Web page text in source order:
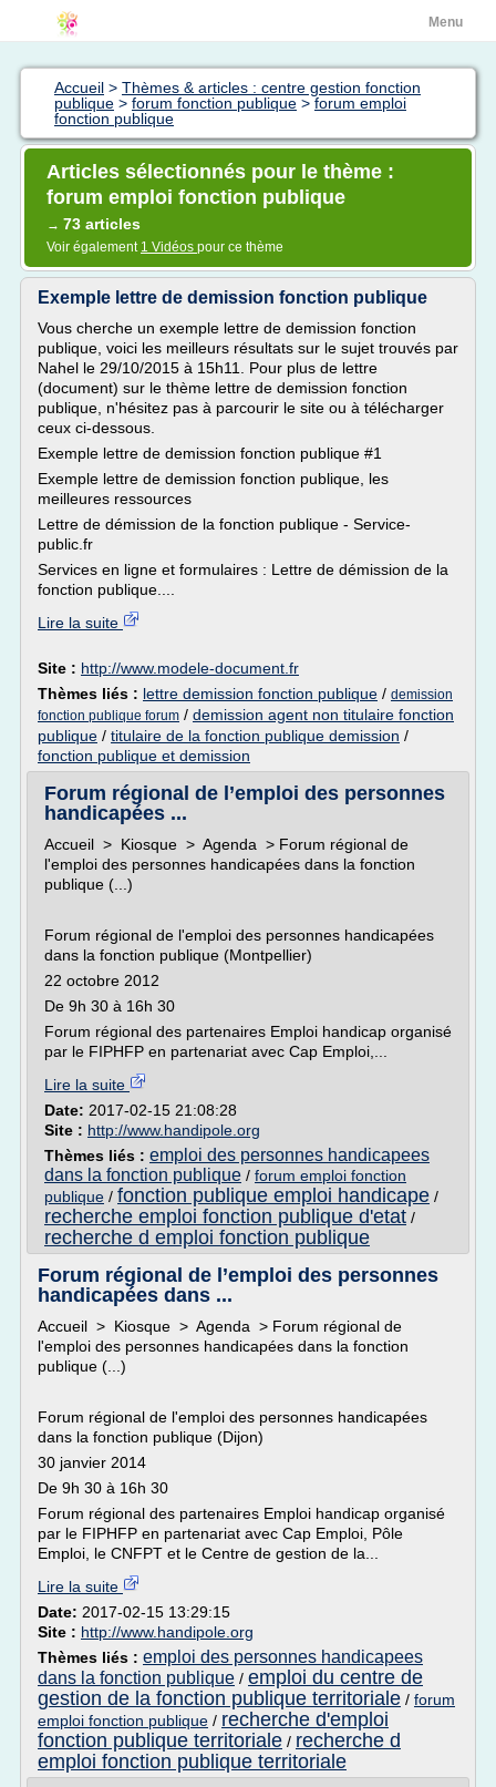
Menu
Accueil > Thèmes & articles : centre gestion fonction
publique > forum fonction publique > forum emploi
fonction publique
Articles sélectionnés pour le thème :
forum emploi fonction publique
→ 73 articles
Voir également 1 Vidéos pour ce thème
Exemple lettre de demission fonction publique
Vous cherche un exemple lettre de demission fonction
publique, voici les meilleurs résultats sur le sujet trouvés par
Nahel le 29/10/2015 à 15h11. Pour plus de lettre
(document) sur le thème lettre de demission fonction
publique, n'hésitez pas à parcourir le site ou à télécharger
ceux ci-dessous.
Exemple lettre de demission fonction publique #1
Exemple lettre de demission fonction publique, les
meilleures ressources
Lettre de démission de la fonction publique - Service-
public.fr
Services en ligne et formulaires : Lettre de démission de la
fonction publique....
Lire la suite
Site : http://www.modele-document.fr
Thèmes liés : lettre demission fonction publique / demission
fonction publique forum / demission agent non titulaire fonction
publique / titulaire de la fonction publique demission /
fonction publique et demission
Forum régional de l’emploi des personnes
handicapées ...
Accueil > Kiosque > Agenda > Forum régional de
l'emploi des personnes handicapées dans la fonction
publique (...)
Forum régional de l'emploi des personnes handicapées
dans la fonction publique (Montpellier)
22 octobre 2012
De 9h 30 à 16h 30
Forum régional des partenaires Emploi handicap organisé
par le FIPHFP en partenariat avec Cap Emploi,...
Lire la suite
Date: 2017-02-15 21:08:28
Site : http://www.handipole.org
Thèmes liés : emploi des personnes handicapees
dans la fonction publique / forum emploi fonction
publique / fonction publique emploi handicape /
recherche emploi fonction publique d'etat /
recherche d emploi fonction publique
Forum régional de l’emploi des personnes
handicapées dans ...
Accueil > Kiosque > Agenda > Forum régional de
l'emploi des personnes handicapées dans la fonction
publique (...)
Forum régional de l'emploi des personnes handicapées
dans la fonction publique (Dijon)
30 janvier 2014
De 9h 30 à 16h 30
Forum régional des partenaires Emploi handicap organisé
par le FIPHFP en partenariat avec Cap Emploi, Pôle
Emploi, le CNFPT et le Centre de gestion de la...
Lire la suite
Date: 2017-02-15 13:29:15
Site : http://www.handipole.org
Thèmes liés : emploi des personnes handicapees
dans la fonction publique / emploi du centre de
gestion de la fonction publique territoriale / forum
emploi fonction publique / recherche d'emploi
fonction publique territoriale / recherche d
emploi fonction publique territoriale